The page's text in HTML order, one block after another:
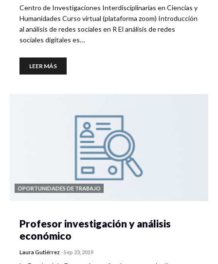
Centro de Investigaciones Interdisciplinarias en Ciencias y
Humanidades Curso virtual (plataforma zoom) Introducción
al análisis de redes sociales en R El análisis de redes
sociales digitales es…
LEER MÁS
OPORTUNIDADES DE TRABAJO
Profesor investigación y análisis
económico
Laura Gutiérrez -Sep 23, 2019